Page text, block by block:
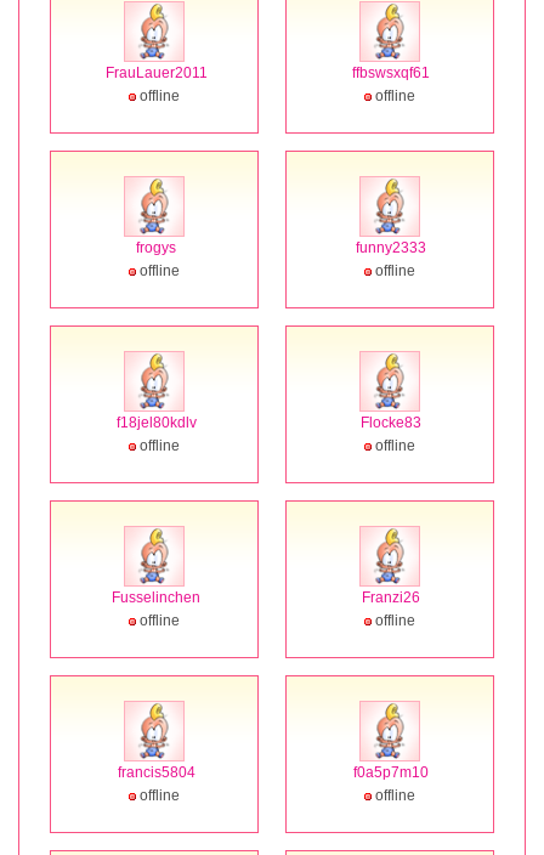
FrauLauer2011
offline
ffbswsxqf61
offline
frogys
offline
funny2333
offline
f18jel80kdlv
offline
Flocke83
offline
Fusselinchen
offline
Franzi26
offline
francis5804
offline
f0a5p7m10
offline